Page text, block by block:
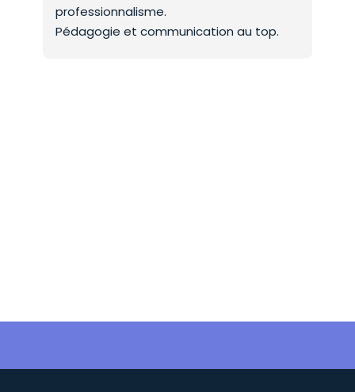
professionnalisme.
Pédagogie et communication au top.